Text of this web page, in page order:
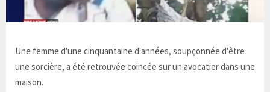
Une femme d'une cinquantaine d'années, soupçonnée d'être
une sorcière, a été retrouvée coincée sur un avocatier dans une
maison.